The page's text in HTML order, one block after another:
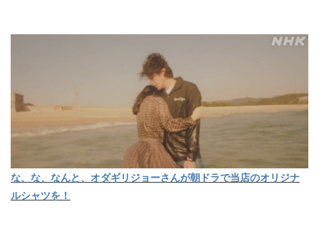
な、な、なんと、オダギリジョーさんが朝ドラで当店のオリジナ
ルシャツを！